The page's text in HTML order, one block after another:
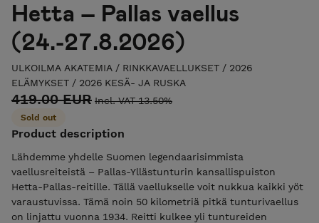
Hetta – Pallas vaellus
(24.-27.8.2026)
ULKOILMA AKATEMIA / RINKKAVAELLUKSET / 2026
ELÄMYKSET / 2026 KESÄ- JA RUSKA
419.00 EUR Incl. VAT 13.50%
Sold out
Product description
Lähdemme yhdelle Suomen legendaarisimmista
vaellusreiteistä – Pallas-Yllästunturin kansallispuiston
Hetta-Pallas-reitille. Tällä vaellukselle voit nukkua kaikki yöt
varaustuvissa. Tämä noin 50 kilometriä pitkä tunturivaellus
on linjattu vuonna 1934. Reitti kulkee yli tuntureiden